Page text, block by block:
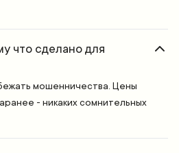
что сделано для
мошенничества. Цены
- никаких сомнительных